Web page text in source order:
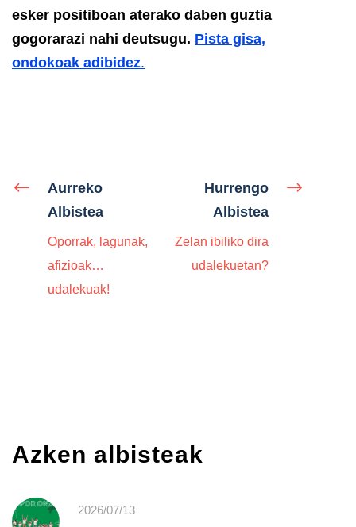
esker positiboan aterako daben guztia
gogorarazi nahi deutsugu. Pista gisa,
ondokoak adibidez.
Aurreko
Albistea
Oporrak, lagunak,
afizioak…
udalekuak!
Hurrengo
Albistea
Zelan ibiliko dira
udalekuetan?
Azken albisteak
2026/07/13